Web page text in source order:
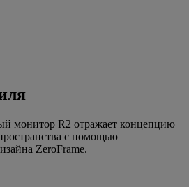
монитор R2 отражает концепцию
с помощью
ZeroFrame.